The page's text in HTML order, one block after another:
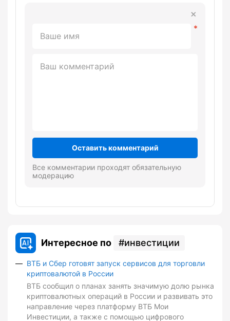
Оставить комментарий
Все комментарии проходят обязательную
модерацию
Интересное по инвестиции
ВТБ и Сбер готовят запуск сервисов для торговли
криптовалютой в России
ВТБ сообщил о планах занять значимую долю рынка
криптовалютных операций в России и развивать это
направление через платформу ВТБ Мои
Инвестиции, а также с помощью цифрового